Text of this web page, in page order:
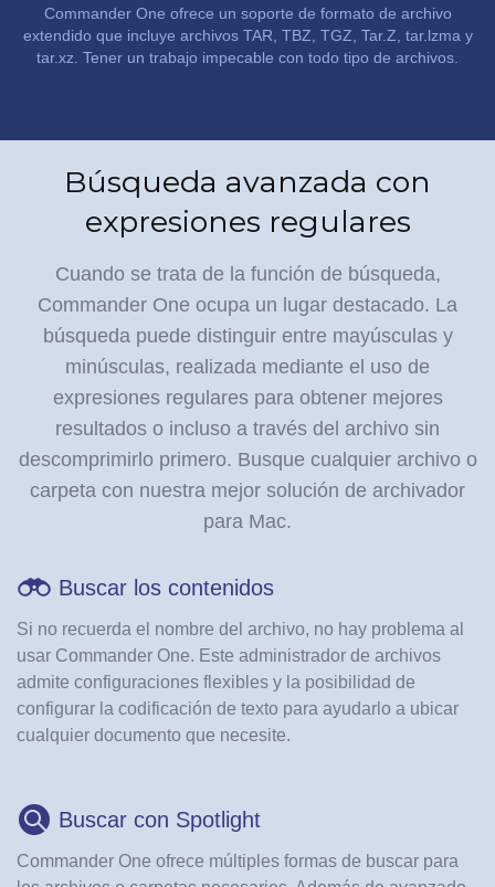
Commander One ofrece un soporte de formato de archivo
extendido que incluye archivos TAR, TBZ, TGZ, Tar.Z, tar.lzma y
tar.xz. Tener un trabajo impecable con todo tipo de archivos.
Búsqueda avanzada con
expresiones regulares
Cuando se trata de la función de búsqueda,
Commander One ocupa un lugar destacado. La
búsqueda puede distinguir entre mayúsculas y
minúsculas, realizada mediante el uso de
expresiones regulares para obtener mejores
resultados o incluso a través del archivo sin
descomprimirlo primero. Busque cualquier archivo o
carpeta con nuestra mejor solución de archivador
para Mac.
Buscar los contenidos
Si no recuerda el nombre del archivo, no hay problema al
usar Commander One. Este administrador de archivos
admite configuraciones flexibles y la posibilidad de
configurar la codificación de texto para ayudarlo a ubicar
cualquier documento que necesite.
Buscar con Spotlight
Commander One ofrece múltiples formas de buscar para